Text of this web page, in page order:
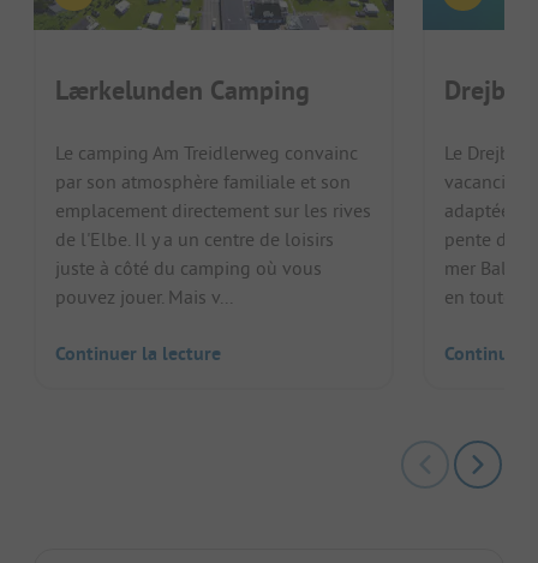
Lærkelunden Camping
Le camping Am Treidlerweg convainc
par son atmosphère familiale et son
emplacement directement sur les rives
de l'Elbe. Il y a un centre de loisirs
juste à côté du camping où vous
pouvez jouer. Mais v...
Continuer la lecture
Drejby
Le Drejby
vacanciers
adaptée
pente
mer
en toute
Continuer